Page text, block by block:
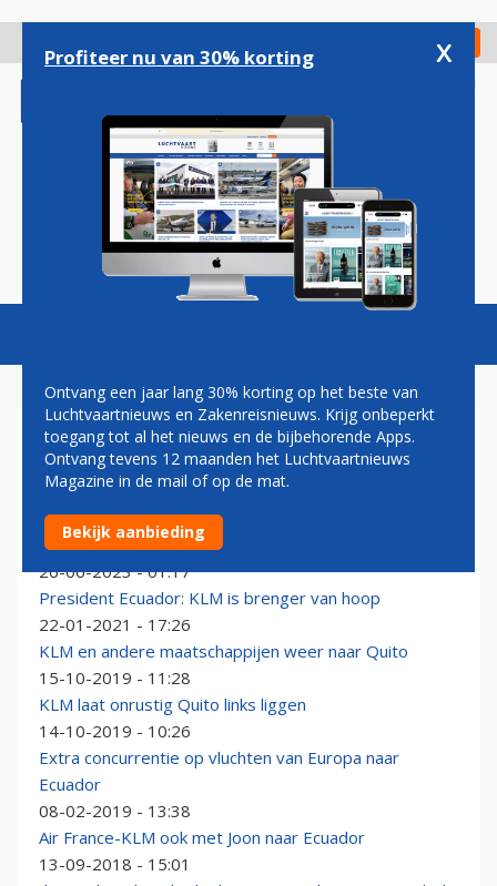
gaan
Check in
Magazine Podcasts Vacatures
QUITO
KLM-vliegtuig na landing in Ecuador ontruimd wegens
bommelding
26-06-2023 - 01:17
President Ecuador: KLM is brenger van hoop
22-01-2021 - 17:26
KLM en andere maatschappijen weer naar Quito
15-10-2019 - 11:28
KLM laat onrustig Quito links liggen
14-10-2019 - 10:26
Extra concurrentie op vluchten van Europa naar
Ecuador
08-02-2019 - 13:38
Air France-KLM ook met Joon naar Ecuador
13-09-2018 - 15:01
Profiteer nu van 30% korting x
Ontvang een jaar lang 30% korting op het beste van
Luchtvaartnieuws en Zakenreisnieuws. Krijg onbeperkt
toegang tot al het nieuws en de bijbehorende Apps.
Ontvang tevens 12 maanden het Luchtvaartnieuws
Magazine in de mail of op de mat.
Bekijk aanbieding